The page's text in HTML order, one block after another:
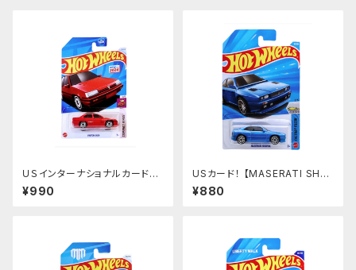
ＵＳインターナショナルカード！ 【
PROTON SAGA】
¥990
USカード！ 【MASERATI SHA
MAL】ブルー マセラティ
¥880